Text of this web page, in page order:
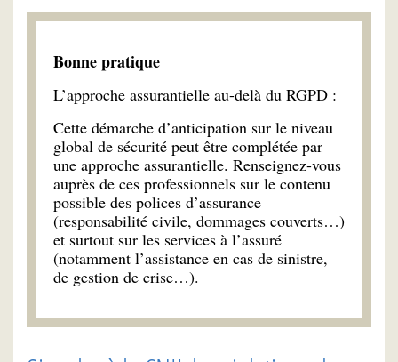
Bonne pratique
L’approche assurantielle au-delà du RGPD :
Cette démarche d’anticipation sur le niveau
global de sécurité peut être complétée par
une approche assurantielle. Renseignez-vous
auprès de ces professionnels sur le contenu
possible des polices d’assurance
(responsabilité civile, dommages couverts…)
et surtout sur les services à l’assuré
(notamment l’assistance en cas de sinistre,
de gestion de crise…).